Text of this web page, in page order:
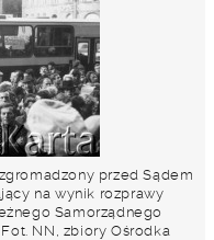
przed Sądem
na wynik rozprawy
Samorządnego
NN, zbiory Ośrodka